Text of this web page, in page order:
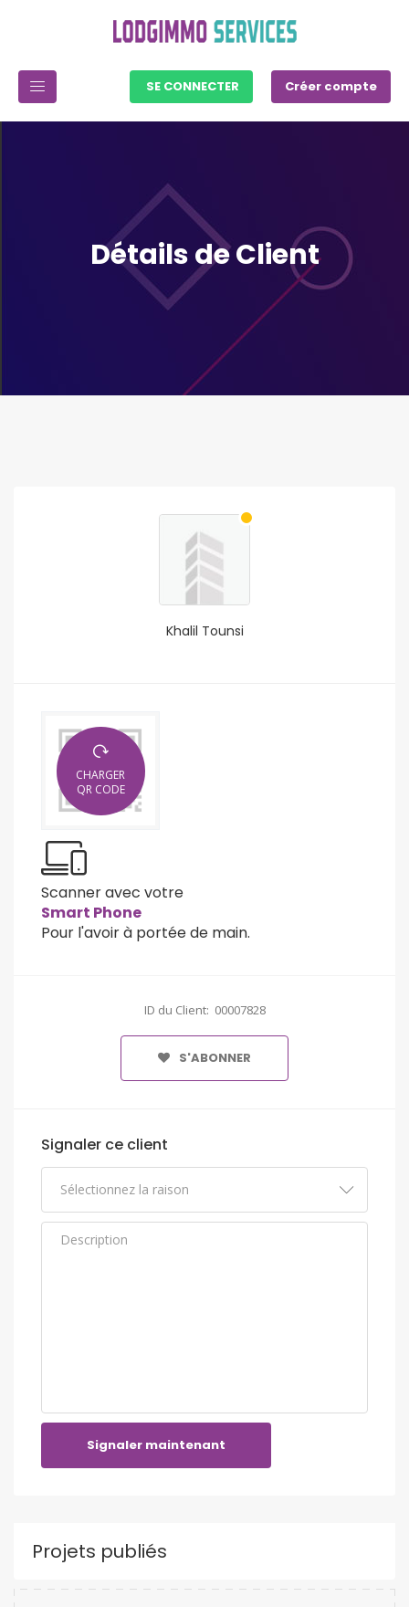
SE CONNECTER Créer compte
Détails de Client
Khalil Tounsi
CHARGER
QR CODE
Scanner avec votre
Smart Phone
Pour l'avoir à portée de main.
ID du Client: 00007828
S'ABONNER
Signaler ce client
Signaler maintenant
Projets publiés